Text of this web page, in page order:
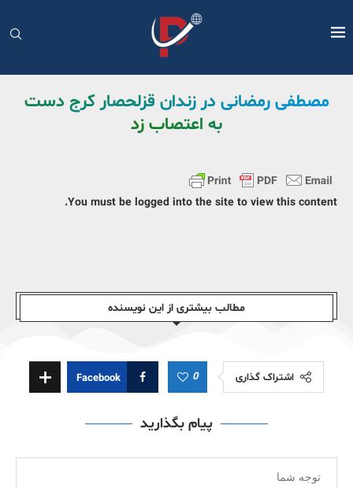
مصطفی رمضانی در زندان قزلحصار کرج دست
به اعتصاب زد
You must be logged into the site to view this content.
مطالب بیشتری از این نویسندە
اشتراک گذاری 0
Facebook
پیام بگذارید